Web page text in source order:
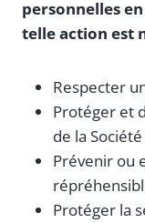
personnelles
telle action est
Respecter
Protéger et
de la Société
Prévenir ou
Protéger la